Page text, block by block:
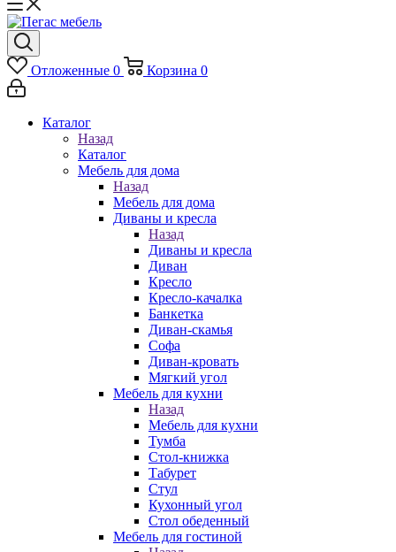
Отложенные 0 Корзина 0
Каталог
Назад
Каталог
Мебель для дома
Назад
Мебель для дома
Диваны и кресла
Назад
Диваны и кресла
Диван
Кресло
Кресло-качалка
Банкетка
Диван-скамья
Софа
Диван-кровать
Мягкий угол
Мебель для кухни
Назад
Мебель для кухни
Тумба
Стол-книжка
Табурет
Стул
Кухонный угол
Стол обеденный
Мебель для гостиной